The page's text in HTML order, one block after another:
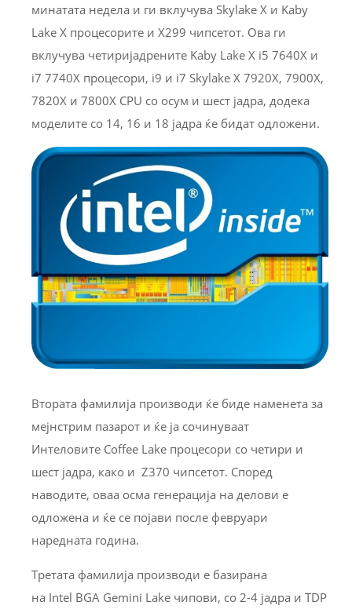
минатата недела и ги вклучува Skylake X и Kaby
Lake X процесорите и X299 чипсетот. Ова ги
вклучува четиријадрените Kaby Lake X i5 7640X и
i7 7740X процесори, i9 и i7 Skylake X 7920X, 7900X,
7820X и 7800X CPU со осум и шест јадра, додека
моделите со 14, 16 и 18 јадра ќе бидат одложени.
Втората фамилија производи ќе биде наменета за
мејнстрим пазарот и ќе ја сочинуваат
Интеловите Coffee Lake процесори со четири и
шест јадра, како и Z370 чипсетот. Според
наводите, оваа осма генерација на делови е
одложена и ќе се појави после февруари
наредната година.
Третата фамилија производи е базирана
на Intel BGA Gemini Lake чипови, со 2-4 јадра и TDP